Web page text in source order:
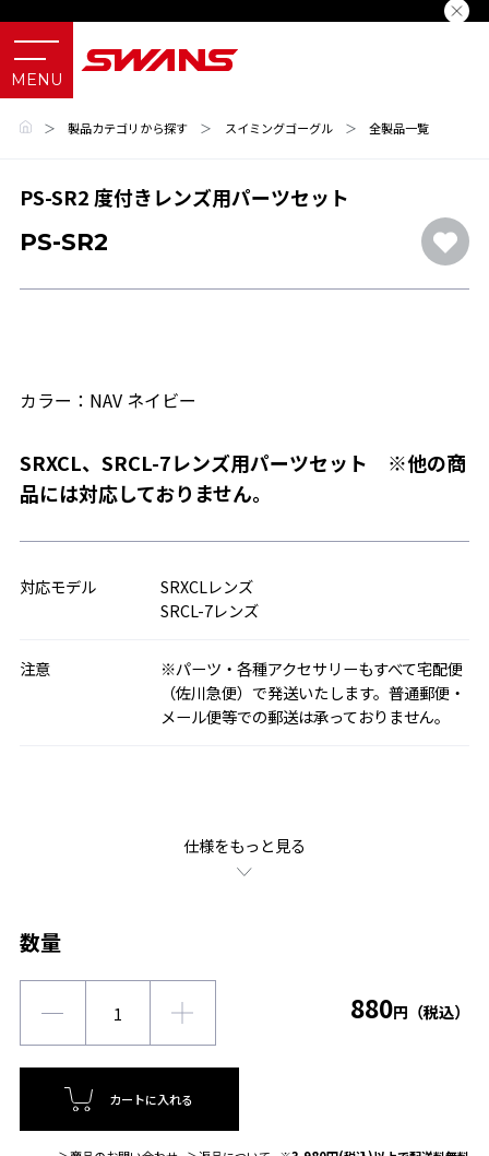
＞ 製品カテゴリから探す ＞ スイミングゴーグル ＞ 全製品一覧
PS-SR2 度付きレンズ用パーツセット
PS-SR2
カラー：NAV ネイビー
SRXCL、SRCL-7レンズ用パーツセット ※他の商
品には対応しておりません。
対応モデル
SRXCLレンズ
SRCL-7レンズ
注意
※パーツ・各種アクセサリーもすべて宅配便
（佐川急便）で発送いたします。普通郵便・
メール便等での郵送は承っておりません。
仕様をもっと見る
数量
880円（税込）
カートに入れる